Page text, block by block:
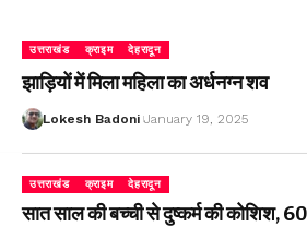
उत्तराखंड क्राइम देहरादून
झाड़ियों में मिला महिला का अर्धनग्न शव
Lokesh Badoni January 19, 2025
उत्तराखंड क्राइम देहरादून
सात साल की बच्ची से दुष्कर्म की कोशिश,